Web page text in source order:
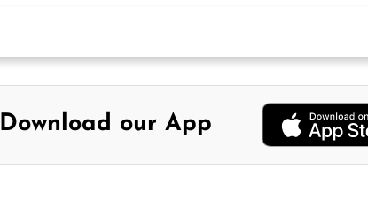
Download our App